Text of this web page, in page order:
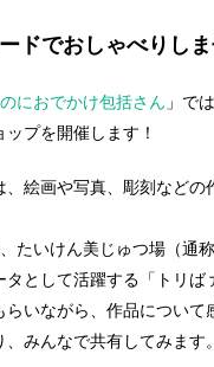
ドでおしゃべりしま
におでかけ包括さん 」で
プを開催します！
、絵画や写真、彫刻などの
たいけん美じゅつ場（通
タとして活躍する「トリば
らいながら、作品について
みんなで共有してみます。